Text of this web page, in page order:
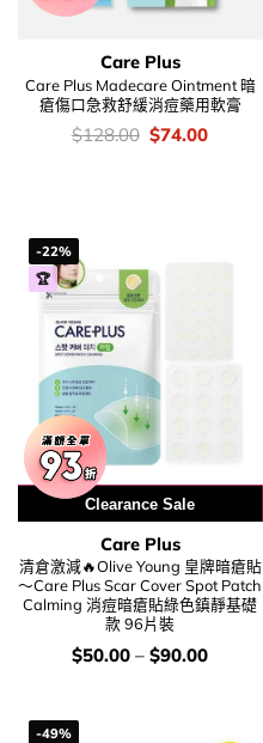
Care Plus
Care Plus Madecare Ointment 暗
瘡傷口急救舒緩消痘藥用軟膏
價
錢：
$128.00 Original
price
$74.00Current
-22%
🏆
用優惠劵 再減10%
Clearance Sale
Care Plus
清倉激減🔥Olive Young 皇牌暗瘡貼
～Care Plus Scar Cover Spot Patch
Calming 消痘暗瘡貼綠色鎮靜基礎
款 96片裝
價
錢：
$50.00 – $90.00
-49%